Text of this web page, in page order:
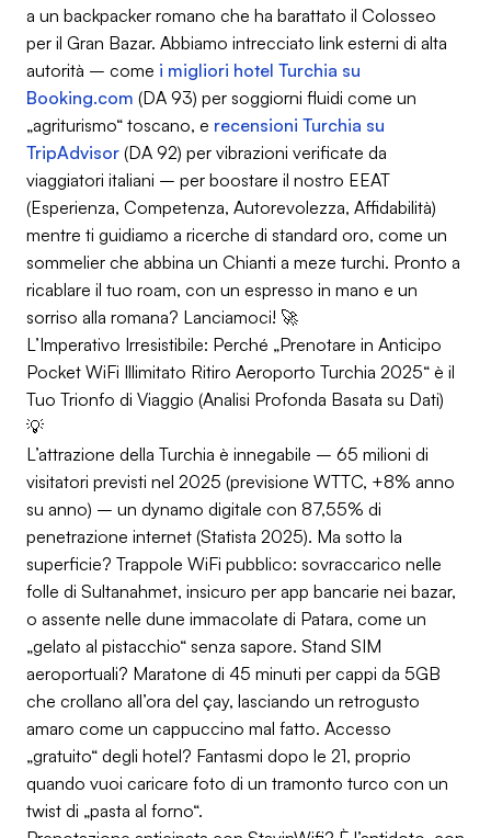
a un backpacker romano che ha barattato il Colosseo
per il Gran Bazar. Abbiamo intrecciato link esterni di alta
autorità – come i migliori hotel Turchia su
Booking.com (DA 93) per soggiorni fluidi come un
„agriturismo“ toscano, e recensioni Turchia su
TripAdvisor (DA 92) per vibrazioni verificate da
viaggiatori italiani – per boostare il nostro EEAT
(Esperienza, Competenza, Autorevolezza, Affidabilità)
mentre ti guidiamo a ricerche di standard oro, come un
sommelier che abbina un Chianti a meze turchi. Pronto a
ricablare il tuo roam, con un espresso in mano e un
sorriso alla romana? Lanciamoci! 🚀
L’Imperativo Irresistibile: Perché „Prenotare in Anticipo
Pocket WiFi Illimitato Ritiro Aeroporto Turchia 2025“ è il
Tuo Trionfo di Viaggio (Analisi Profonda Basata su Dati)
💡
L’attrazione della Turchia è innegabile – 65 milioni di
visitatori previsti nel 2025 (previsione WTTC, +8% anno
su anno) – un dynamo digitale con 87,55% di
penetrazione internet (Statista 2025). Ma sotto la
superficie? Trappole WiFi pubblico: sovraccarico nelle
folle di Sultanahmet, insicuro per app bancarie nei bazar,
o assente nelle dune immacolate di Patara, come un
„gelato al pistacchio“ senza sapore. Stand SIM
aeroportuali? Maratone di 45 minuti per cappi da 5GB
che crollano all’ora del çay, lasciando un retrogusto
amaro come un cappuccino mal fatto. Accesso
„gratuito“ degli hotel? Fantasmi dopo le 21, proprio
quando vuoi caricare foto di un tramonto turco con un
twist di „pasta al forno“.